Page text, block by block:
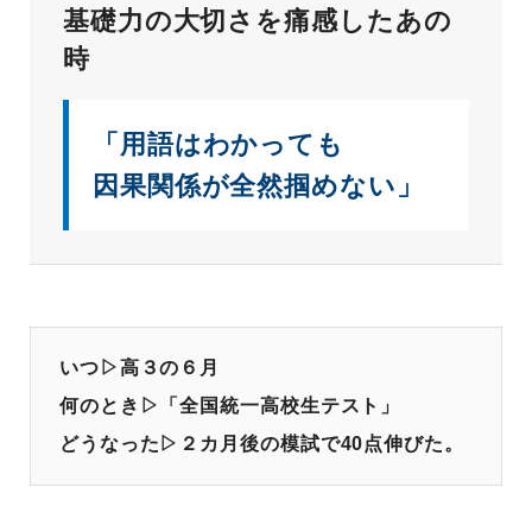
基礎力の大切さを痛感したあの
時
「用語はわかっても
因果関係が全然掴めない」
いつ▷高３の６月
何のとき▷「全国統一高校生テスト」
どうなった▷２カ月後の模試で40点伸びた。